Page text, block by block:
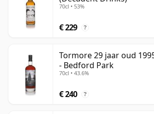
70cl • 53%
€ 229 ?
Tormore 29 jaar oud
- Bedford Park
70cl • 43.6%
€ 240 ?